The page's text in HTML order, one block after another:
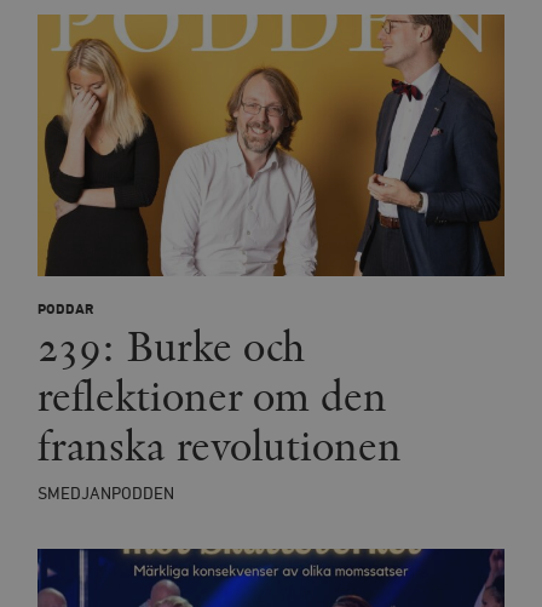
PODDAR
239: Burke och
reflektioner om den
franska revolutionen
SMEDJANPODDEN